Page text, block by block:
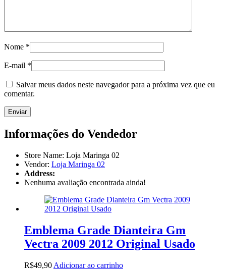
Nome *
E-mail *
Salvar meus dados neste navegador para a próxima vez que eu
comentar.
Informações do Vendedor
Store Name: Loja Maringa 02
Vendor: Loja Maringa 02
Address:
Nenhuma avaliação encontrada ainda!
Emblema Grade Dianteira Gm
Vectra 2009 2012 Original Usado
R$49,90 Adicionar ao carrinho